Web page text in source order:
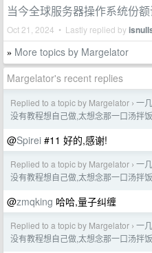
当今全球服务器操作系统份
Oct 21, 2024 • Lastly replied by
» More topics by Margelator
Margelator's recent replies
Replied to a topic by Margelator › 一
没有教程想自己做,太想念那一口汤拌
@Spirei #11 好的,感谢!
Replied to a topic by Margelator › 一
没有教程想自己做,太想念那一口汤拌
@zmqking 哈哈,量子纠缠
Replied to a topic by Margelator › 一
没有教程想自己做,太想念那一口汤拌